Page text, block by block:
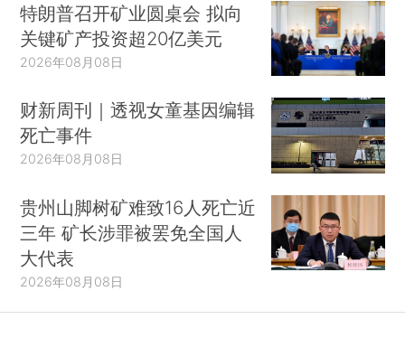
特朗普召开矿业圆桌会 拟向
关键矿产投资超20亿美元
2026年08月08日
财新周刊｜透视女童基因编辑
死亡事件
2026年08月08日
贵州山脚树矿难致16人死亡近
三年 矿长涉罪被罢免全国人
大代表
2026年08月08日